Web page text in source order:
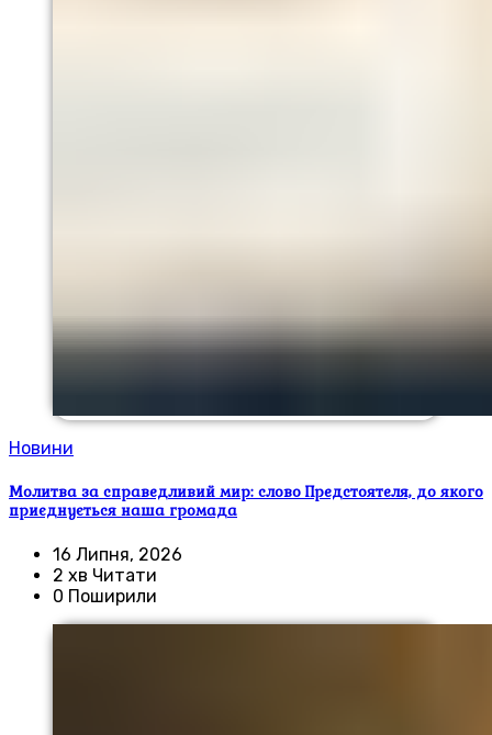
Новини
Молитва за справедливий мир: слово Предстоятеля, до якого
приєднується наша громада
16 Липня, 2026
2 хв Читати
0 Поширили